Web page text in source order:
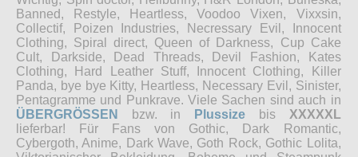
Banned, Restyle, Heartless, Voodoo Vixen, Vixxsin,
Collectif, Poizen Industries, Necressary Evil, Innocent
Clothing, Spiral direct, Queen of Darkness, Cup Cake
Cult, Darkside, Dead Threads, Devil Fashion, Kates
Clothing, Hard Leather Stuff, Innocent Clothing, Killer
Panda, bye bye Kitty, Heartless, Necessary Evil, Sinister,
Pentagramme und Punkrave. Viele Sachen sind auch in
ÜBERGRÖSSEN
bzw. in Plussize bis XXXXXL
lieferbar! Für Fans von Gothic, Dark Romantic,
Cybergoth, Anime, Dark Wave, Goth Rock, Gothic Lolita,